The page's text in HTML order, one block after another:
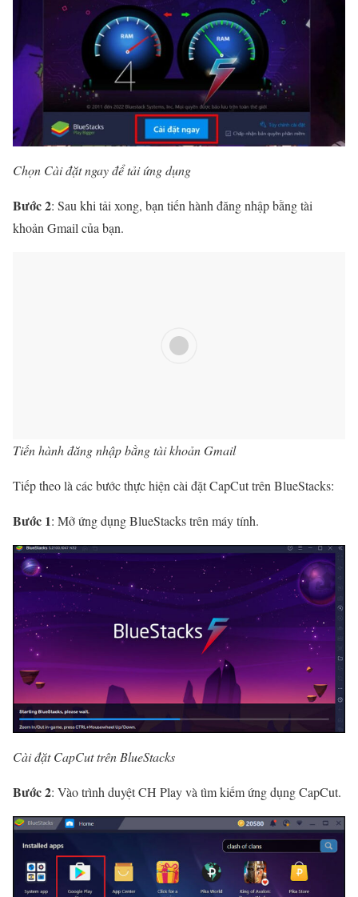
Chọn Cài đặt ngay để tải ứng dụng
Bước 2: Sau khi tải xong, bạn tiến hành đăng nhập bằng tài
khoản Gmail của bạn.
Tiến hành đăng nhập bằng tài khoản Gmail
Tiếp theo là các bước thực hiện cài đặt CapCut trên BlueStacks:
Bước 1: Mở ứng dụng BlueStacks trên máy tính.
Cài đặt CapCut trên BlueStacks
Bước 2: Vào trình duyệt CH Play và tìm kiếm ứng dụng CapCut.